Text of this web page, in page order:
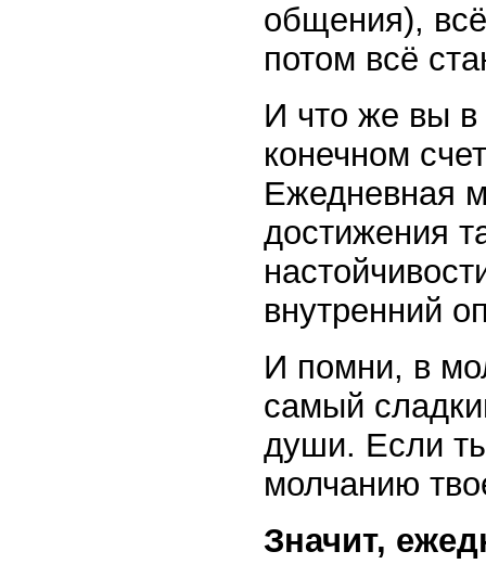
общения),
потом всё
И что же вы в
конечном
Ежедневная
достижения
внутренний
И помни, в
самый
души. Если
молчанию
Значит,